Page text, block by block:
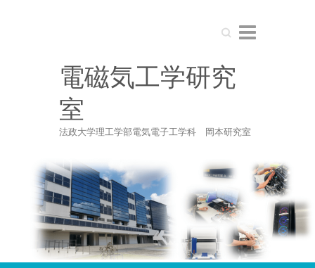
Search
電磁気工学研究
室
法政大学理工学部電気電子工学科 岡本研究室